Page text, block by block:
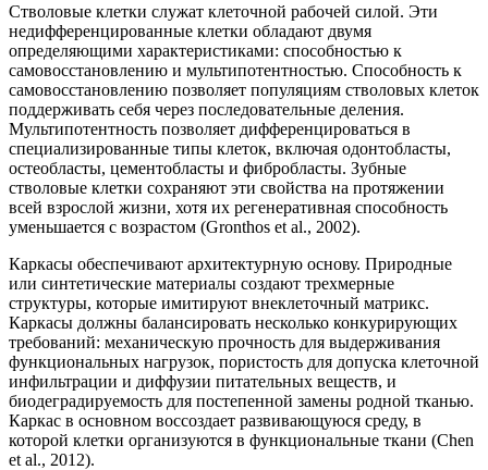
Стволовые клетки служат клеточной рабочей силой. Эти
недифференцированные клетки обладают двумя
определяющими характеристиками: способностью к
самовосстановлению и мультипотентностью. Способность к
самовосстановлению позволяет популяциям стволовых клеток
поддерживать себя через последовательные деления.
Мультипотентность позволяет дифференцироваться в
специализированные типы клеток, включая одонтобласты,
остеобласты, цементобласты и фибробласты. Зубные
стволовые клетки сохраняют эти свойства на протяжении
всей взрослой жизни, хотя их регенеративная способность
уменьшается с возрастом (Gronthos et al., 2002).
Каркасы обеспечивают архитектурную основу. Природные
или синтетические материалы создают трехмерные
структуры, которые имитируют внеклеточный матрикс.
Каркасы должны балансировать несколько конкурирующих
требований: механическую прочность для выдерживания
функциональных нагрузок, пористость для допуска клеточной
инфильтрации и диффузии питательных веществ, и
биодеградируемость для постепенной замены родной тканью.
Каркас в основном воссоздает развивающуюся среду, в
которой клетки организуются в функциональные ткани (Chen
et al., 2012).